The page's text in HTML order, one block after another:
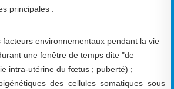
principales :
facteurs environnementaux pendant la vie
une fenêtre de temps dite "de
intra-utérine du fœtus ; puberté) ;
des cellules somatiques sous